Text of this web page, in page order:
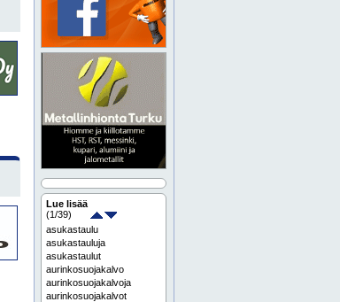
Lue lisää
(1/39)
asukastaulu
asukastauluja
asukastaulut
aurinkosuojakalvo
aurinkosuojakalvoja
aurinkosuojakalvot